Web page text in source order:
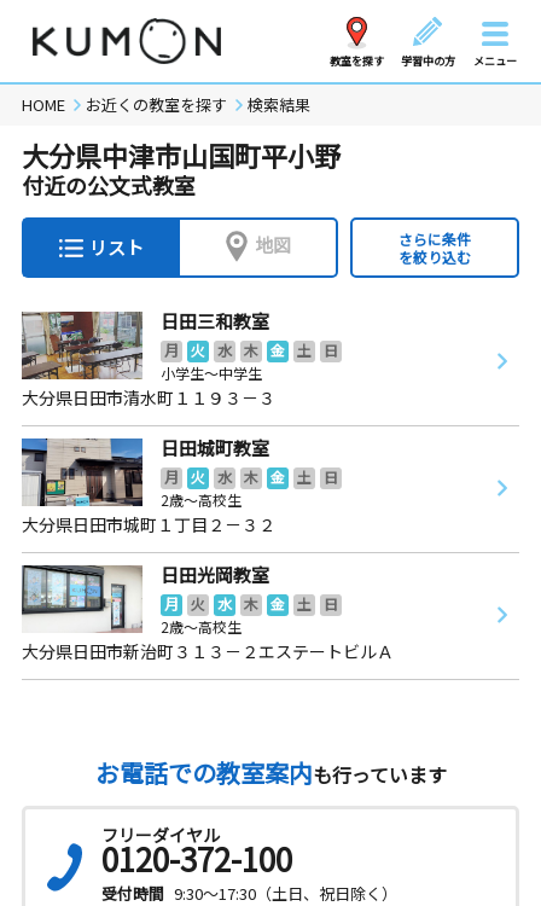
教室を探す 学習中の方 メニュー
HOME お近くの教室を探す 検索結果
大分県中津市山国町平小野
付近の公文式教室
リスト 地図
さらに条件
を絞り込む
日田三和教室
月 火 水 木 金 土
日
小学生～中学生
大分県日田市清水町１１９３－３
日田城町教室
月 火 水 木 金 土
日
2歳～高校生
大分県日田市城町１丁目２－３２
日田光岡教室
月 火 水 木 金 土
日
2歳～高校生
大分県日田市新治町３１３－２エステートビルＡ
お電話での教室案内も行っています
フリーダイヤル
0120-372-100
受付時間 9:30～17:30（土日、祝日除く）